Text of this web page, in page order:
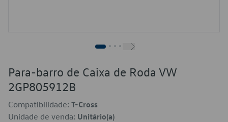
Para-barro de Caixa de Roda VW
2GP805912B
Compatibilidade: T-Cross
Unidade de venda: Unitário(a)